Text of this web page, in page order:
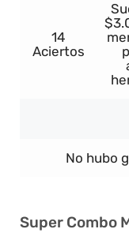
14
Aciertos
No hubo
Super Combo